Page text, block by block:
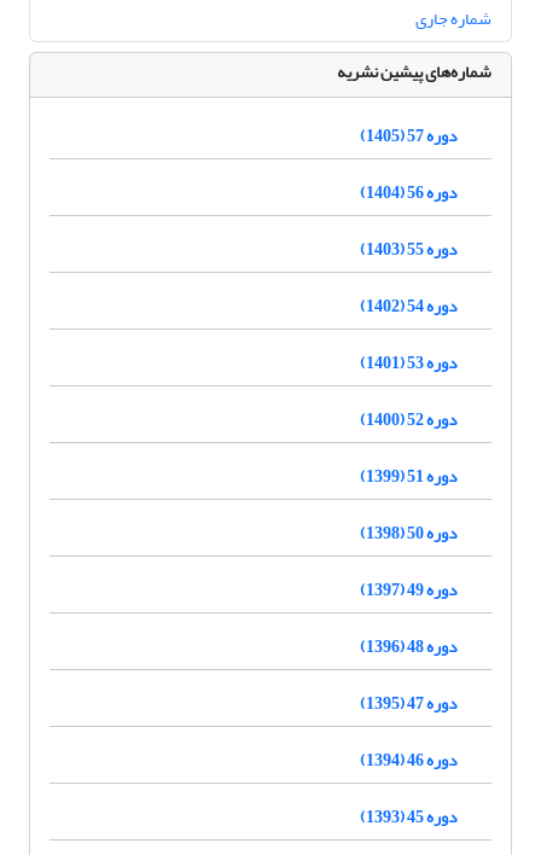
شماره جاری
شماره‌های پیشین نشریه
دوره 57 (1405)
دوره 56 (1404)
دوره 55 (1403)
دوره 54 (1402)
دوره 53 (1401)
دوره 52 (1400)
دوره 51 (1399)
دوره 50 (1398)
دوره 49 (1397)
دوره 48 (1396)
دوره 47 (1395)
دوره 46 (1394)
دوره 45 (1393)